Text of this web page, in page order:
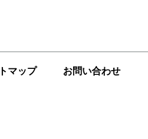
マップ お問い合わせ